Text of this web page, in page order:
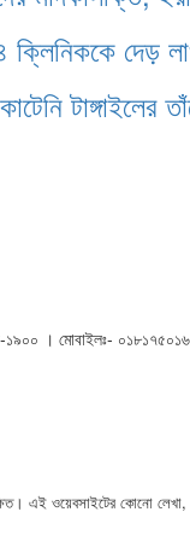
ক্লিনিককে দেড়
টাঙ্গাইলের
১৯০০ । মোবাইলঃ-
এই ওয়েবসাইটের কোনো লেখা,